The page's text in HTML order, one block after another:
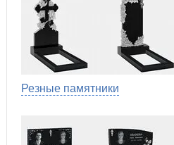
Резные памятники